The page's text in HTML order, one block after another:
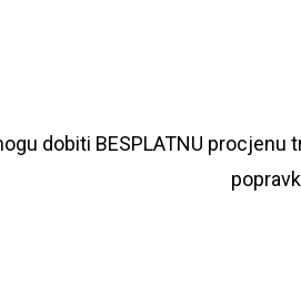
dobiti BESPLATNU procjenu